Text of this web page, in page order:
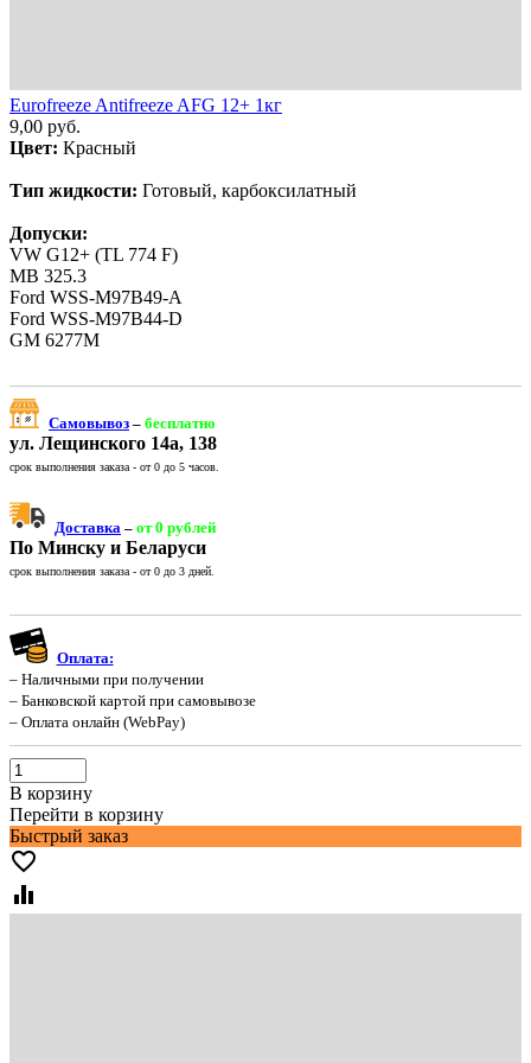
Eurofreeze Antifreeze AFG 12+ 1кг
9,00 руб.
Цвет: Красный
Тип жидкости: Готовый, карбоксилатный
Допуски:
VW G12+ (TL 774 F)
MB 325.3
Ford WSS-M97B49-A
Ford WSS-M97B44-D
GM 6277M
Самовывоз – бесплатно
ул. Лещинского 14а, 138
срок выполнения заказа - от 0 до 5 часов.
Доставка – от 0 рублей
По Минску и Беларуси
срок выполнения заказа - от 0 до 3 дней.
Оплата:
– Наличными при получении
– Банковской картой при самовывозе
– Оплата онлайн (WebPay)
В корзину
Перейти в корзину
Быстрый заказ
favorite_border
equalizer